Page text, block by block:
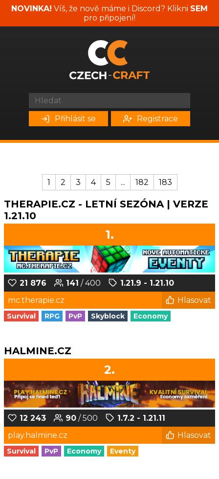
NOVINKA! Víš, že nově máme i Discord? Klikni SEM
pro připojení!
Přihlásit se Registrace
1 2 3 4 5 ... 182 183
THERAPIE.CZ - LETNÍ SEZÓNA | VERZE
1.21.10
1.
21 876 141 / 400
1.21.9 - 1.21.10
mc.therapie.cz
Hlasovat
Survival RPG PvP Skyblock Economy
HALMINE.CZ
2.
12 243 90 / 500
1.7.2 - 1.21.11
play.halmine.cz
Hlasovat
Survival PvP Economy Eventy